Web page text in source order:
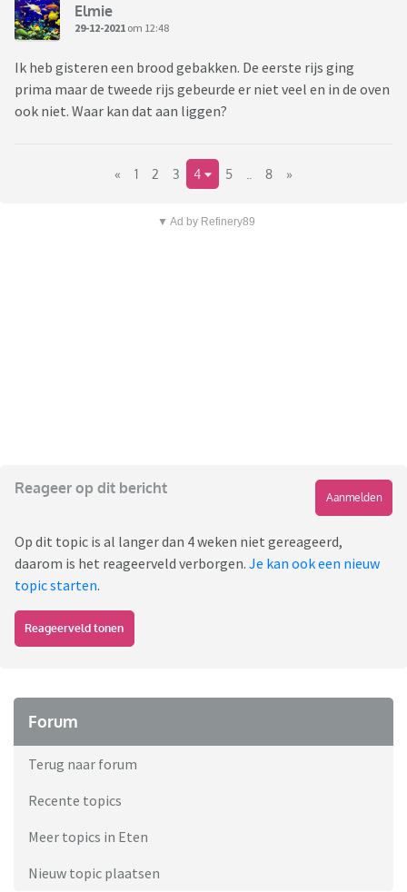
Elmie
29-12-2021 om 12:48
Ik heb gisteren een brood gebakken. De eerste rijs ging
prima maar de tweede rijs gebeurde er niet veel en in de oven
ook niet. Waar kan dat aan liggen?
« 1 2 3 4 5 8 »
▼ Ad by Refinery89
Reageer op dit bericht
Aanmelden
Op dit topic is al langer dan 4 weken niet gereageerd,
daarom is het reageerveld verborgen. Je kan ook een nieuw
topic starten.
Reageerveld tonen
Forum
Terug naar forum
Recente topics
Meer topics in Eten
Nieuw topic plaatsen